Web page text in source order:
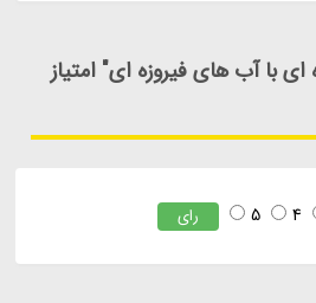
ای با آب های فیروزه ای" امتیاز
4
5 رای